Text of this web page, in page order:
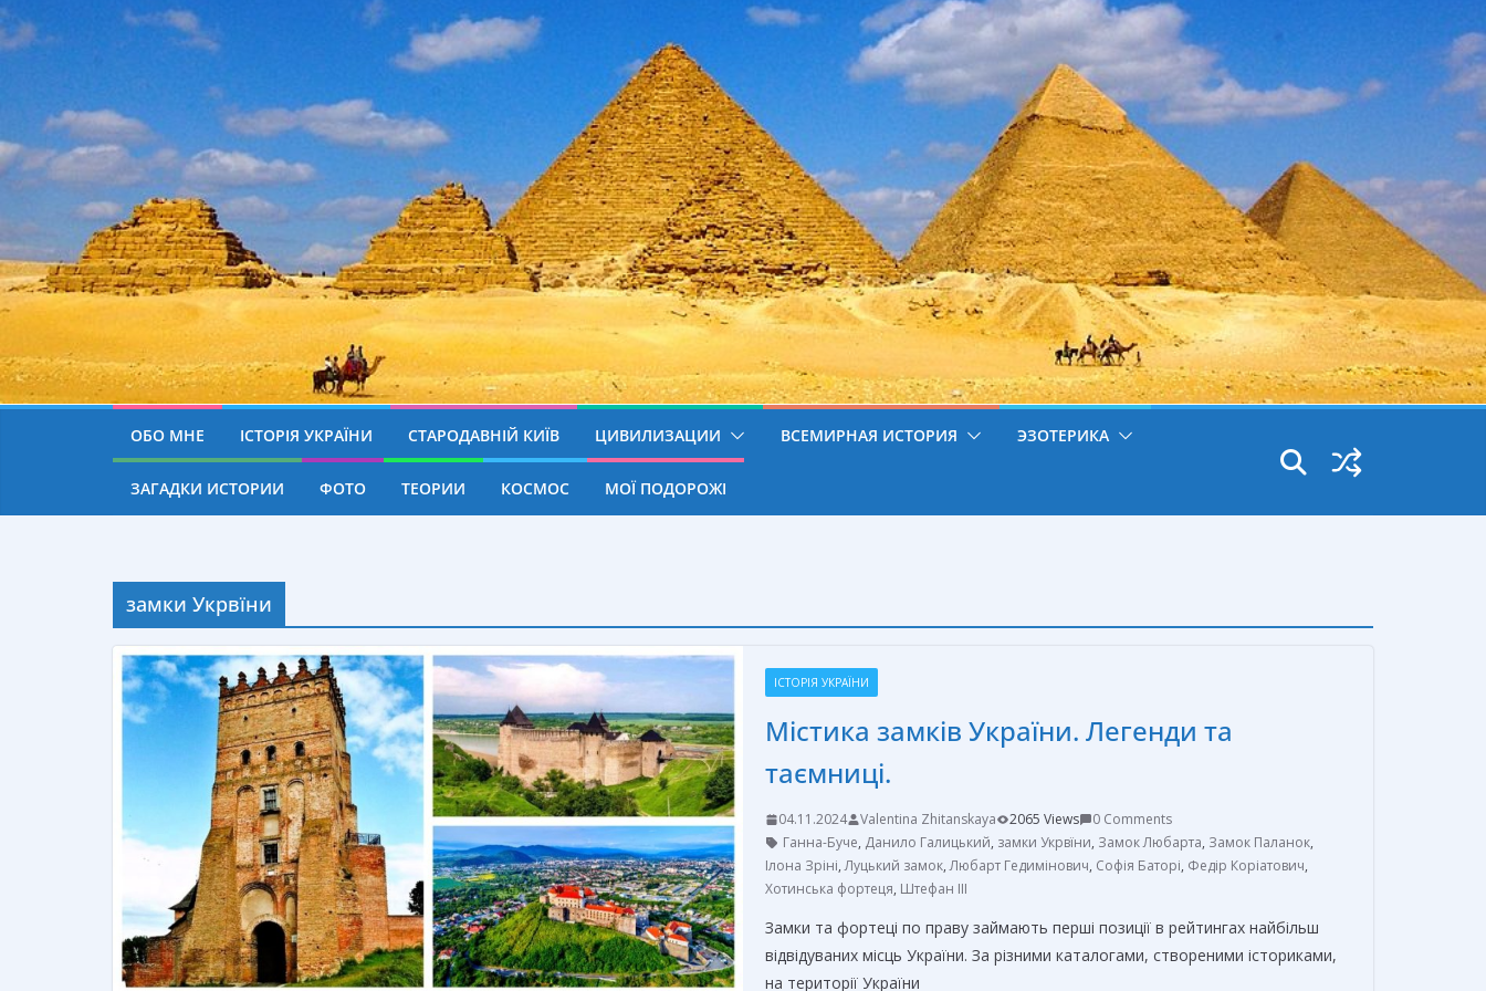
ОБО МНЕ ІСТОРІЯ УКРАЇНИ СТАРОДАВНІЙ КИЇВ ЦИВИЛИЗАЦИИ ВСЕМИРНАЯ ИСТОРИЯ ЭЗОТЕРИКА
ЗАГАДКИ ИСТОРИИ ФОТО ТЕОРИИ КОСМОС МОЇ ПОДОРОЖІ
замки Укрвїни
ІСТОРІЯ УКРАЇНИ
Містика замків України. Легенди та
таємниці.
04.11.2024 Valentina Zhitanskaya 2065 Views
0 Comments
Ганна-Буче, Данило Галицький, замки Укрвїни, Замок Любарта, Замок Паланок,
Ілона Зріні,Луцький замок,Любарт Гедимінович, Софія Баторі, Федір Коріатович,
Хотинська фортеця, Штефан ІІІ
Замки та фортеці по праву займають перші позиції в рейтингах найбільш
відвідуваних місць України. За різними каталогами, створеними істориками,
на території України